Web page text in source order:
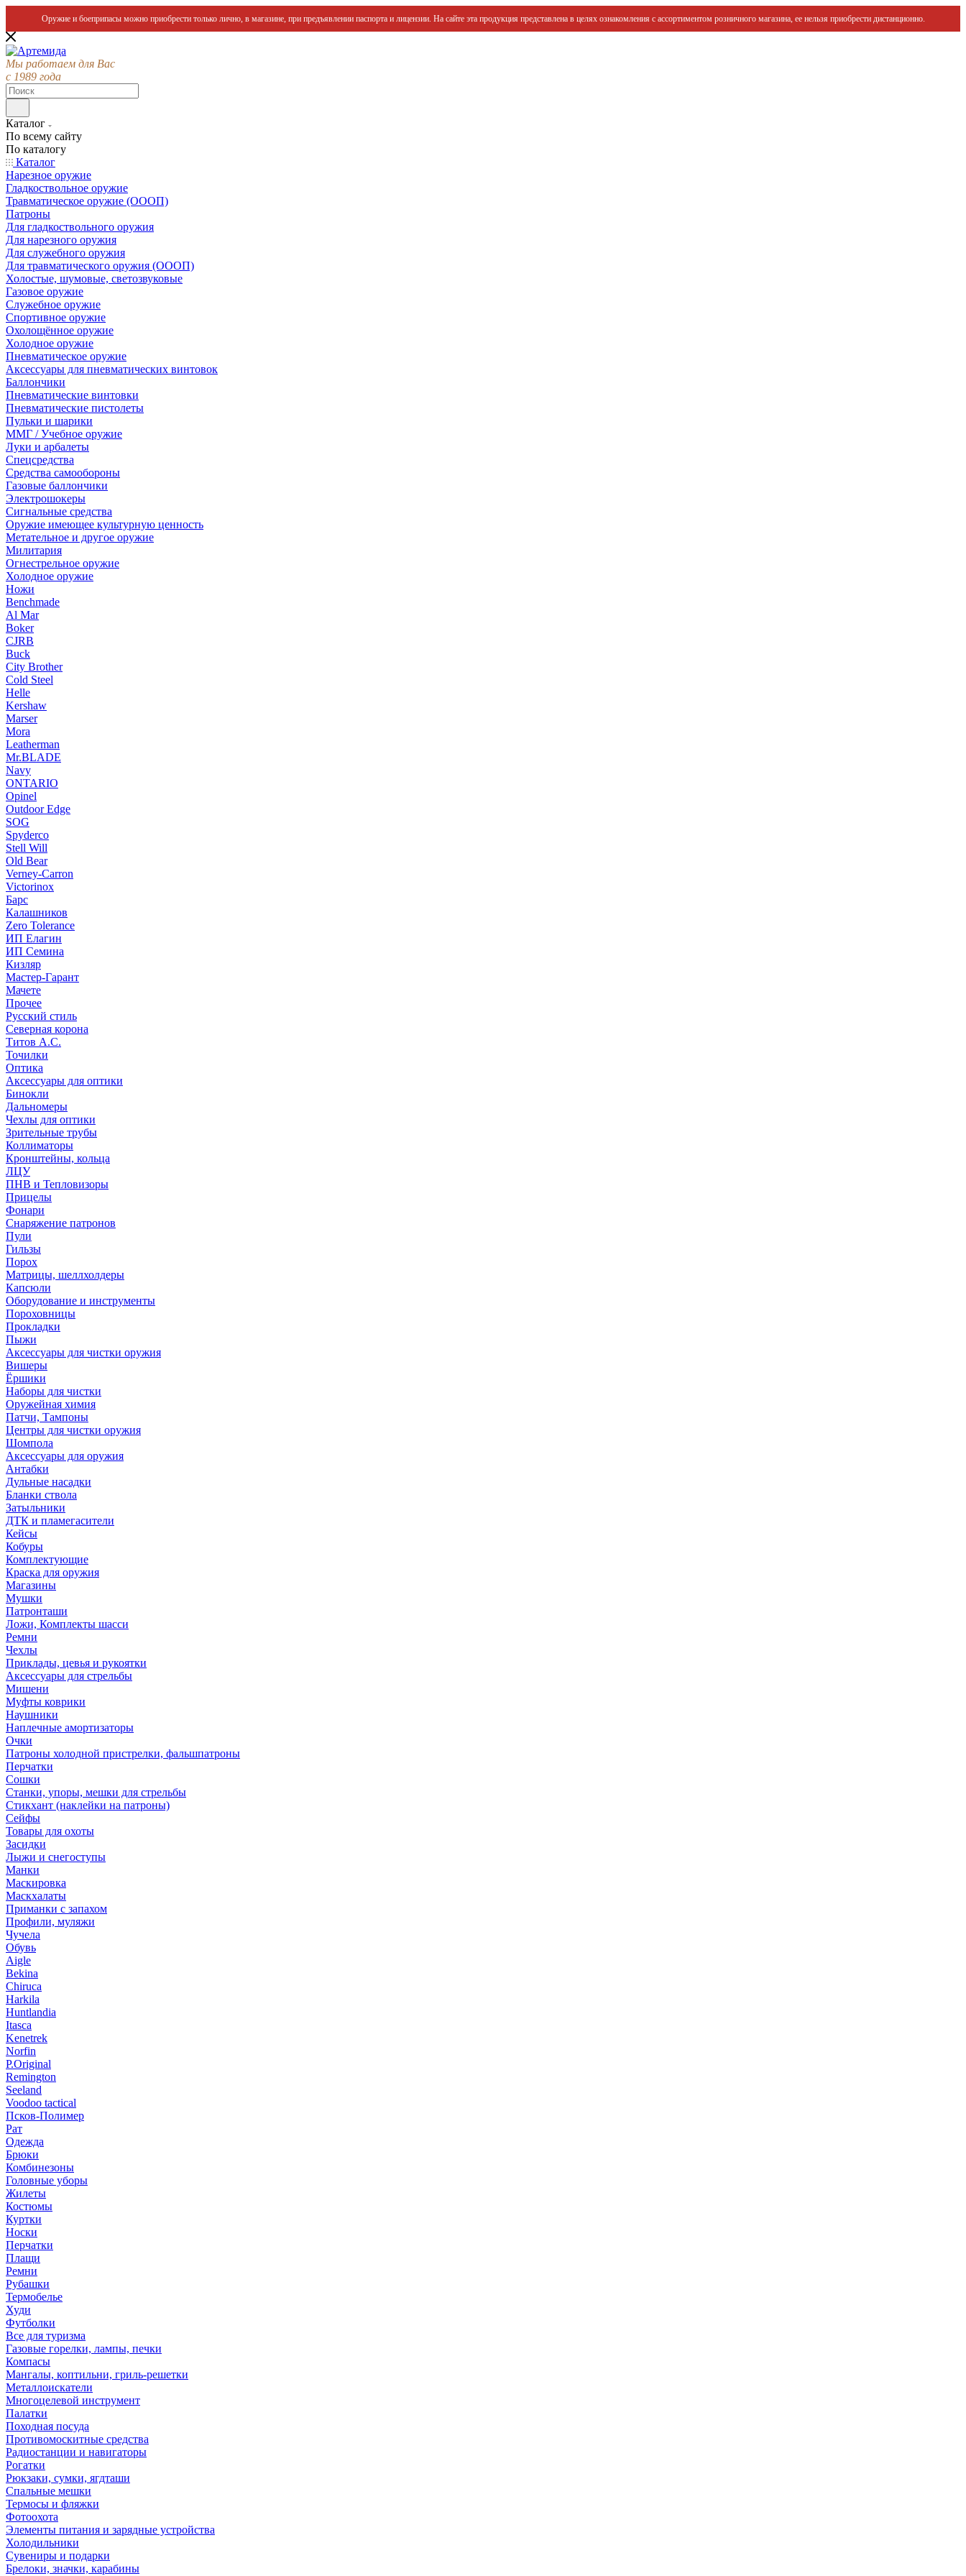
Оружие и боеприпасы можно приобрести только лично, в магазине, при предъявлении паспорта и лицензии. На сайте эта продукция представлена в целях ознакомления с ассортиментом розничного магазина, ее нельзя приобрести дистанционно.
Мы работаем для Вас
с 1989 года
Каталог
По всему сайту
По каталогу
Каталог
Нарезное оружие
Гладкоствольное оружие
Травматическое оружие (ОООП)
Патроны
Для гладкоствольного оружия
Для нарезного оружия
Для служебного оружия
Для травматического оружия (ОООП)
Холостые, шумовые, светозвуковые
Газовое оружие
Служебное оружие
Спортивное оружие
Охолощённое оружие
Холодное оружие
Пневматическое оружие
Аксессуары для пневматических винтовок
Баллончики
Пневматические винтовки
Пневматические пистолеты
Пульки и шарики
ММГ / Учебное оружие
Луки и арбалеты
Спецсредства
Средства самообороны
Газовые баллончики
Электрошокеры
Сигнальные средства
Оружие имеющее культурную ценность
Метательное и другое оружие
Милитария
Огнестрельное оружие
Холодное оружие
Ножи
Benchmade
Al Mar
Boker
CJRB
Buck
City Brother
Cold Steel
Helle
Kershaw
Marser
Mora
Leatherman
Mr.BLADE
Navy
ONTARIO
Opinel
Outdoor Edge
SOG
Spyderco
Stell Will
Old Bear
Verney-Carron
Victorinox
Барс
Калашников
Zero Tolerance
ИП Елагин
ИП Семина
Кизляр
Мастер-Гарант
Мачете
Прочее
Русский стиль
Северная корона
Титов А.С.
Точилки
Оптика
Аксессуары для оптики
Бинокли
Дальномеры
Чехлы для оптики
Зрительные трубы
Коллиматоры
Кронштейны, кольца
ЛЦУ
ПНВ и Тепловизоры
Прицелы
Фонари
Снаряжение патронов
Пули
Гильзы
Порох
Матрицы, шеллхолдеры
Капсюли
Оборудование и инструменты
Пороховницы
Прокладки
Пыжи
Аксессуары для чистки оружия
Вишеры
Ёршики
Наборы для чистки
Оружейная химия
Патчи, Тампоны
Центры для чистки оружия
Шомпола
Аксессуары для оружия
Антабки
Дульные насадки
Бланки ствола
Затыльники
ДТК и пламегасители
Кейсы
Кобуры
Комплектующие
Краска для оружия
Магазины
Мушки
Патронташи
Ложи, Комплекты шасси
Ремни
Чехлы
Приклады, цевья и рукоятки
Аксессуары для стрельбы
Мишени
Муфты коврики
Наушники
Наплечные амортизаторы
Очки
Патроны холодной пристрелки, фальшпатроны
Перчатки
Сошки
Станки, упоры, мешки для стрельбы
Стикхант (наклейки на патроны)
Сейфы
Товары для охоты
Засидки
Лыжи и снегоступы
Манки
Маскировка
Маскхалаты
Приманки с запахом
Профили, муляжи
Чучела
Обувь
Aigle
Bekina
Chiruсa
Harkila
Huntlandia
Itasca
Kenetrek
Norfin
P.Original
Remington
Seeland
Voodoo tactical
Псков-Полимер
Рат
Одежда
Брюки
Комбинезоны
Головные уборы
Жилеты
Костюмы
Куртки
Носки
Перчатки
Плащи
Ремни
Рубашки
Термобелье
Худи
Футболки
Все для туризма
Газовые горелки, лампы, печки
Компасы
Мангалы, коптильни, гриль-решетки
Металлоискатели
Многоцелевой инструмент
Палатки
Походная посуда
Противомоскитные средства
Радиостанции и навигаторы
Рогатки
Рюкзаки, сумки, ягдташи
Спальные мешки
Термосы и фляжки
Фотоохота
Элементы питания и зарядные устройства
Холодильники
Сувениры и подарки
Брелоки, значки, карабины